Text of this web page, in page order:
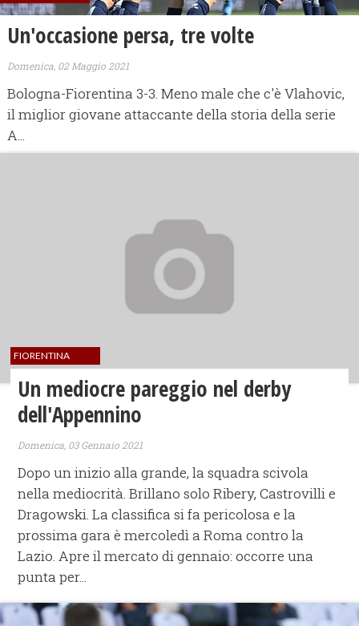
Un'occasione persa, tre volte
Domenica, 02 Maggio 2021
Bologna-Fiorentina 3-3. Meno male che c'è Vlahovic,
il miglior giovane attaccante della storia della serie
A...
FIORENTINA
Un mediocre pareggio nel derby
dell'Appennino
Domenica, 03 Gennaio 2021
Dopo un inizio alla grande, la squadra scivola
nella mediocrità. Brillano solo Ribery, Castrovilli e
Dragowski. La classifica si fa pericolosa e la
prossima gara è mercoledì a Roma contro la
Lazio. Apre il mercato di gennaio: occorre una
punta per...